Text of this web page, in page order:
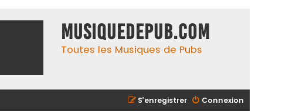
MusiqueDePub.com
Toutes les Musiques de Pubs
Connexion
S’enregistrer